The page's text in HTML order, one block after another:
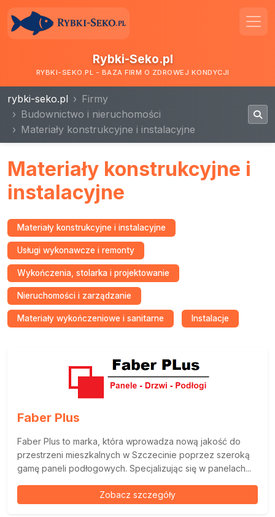
Rybki-Seko.pl
RYBKI-SEKO.PL - BAZA FIRM O ZDROWEJ KONDYCJI
rybki-seko.pl
Firmy
Budownictwo i nieruchomości
Materiały konstrukcyjne i instalacyjne
Materiały konstrukcyjne i
instalacyjne
Materiały konstrukcyjne i instalacyjne
Usługi wykonawcze i remonty
Wykończenia, stolarka i projektowanie
Nieruchomości i zarządzanie
Materiały wykończeniowe i sanitarne Instalacje
Faber Plus
Faber Plus to marka, która wprowadza nową jakość do
przestrzeni mieszkalnych w Szczecinie poprzez szeroką
gamę paneli podłogowych. Specjalizując się w panelach...
Zobacz szczegóły